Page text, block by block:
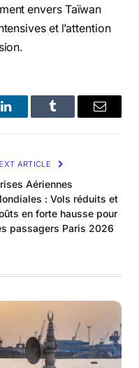
envers Taïwan
et l’attention
LinkedInTumblr Email
ARTICLE
Aériennes
: Vols réduits et
en forte hausse pour
passagers Paris 2026